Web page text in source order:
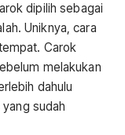
dipilih sebagai
Uniknya, cara
Carok
melakukan
dahulu
sudah